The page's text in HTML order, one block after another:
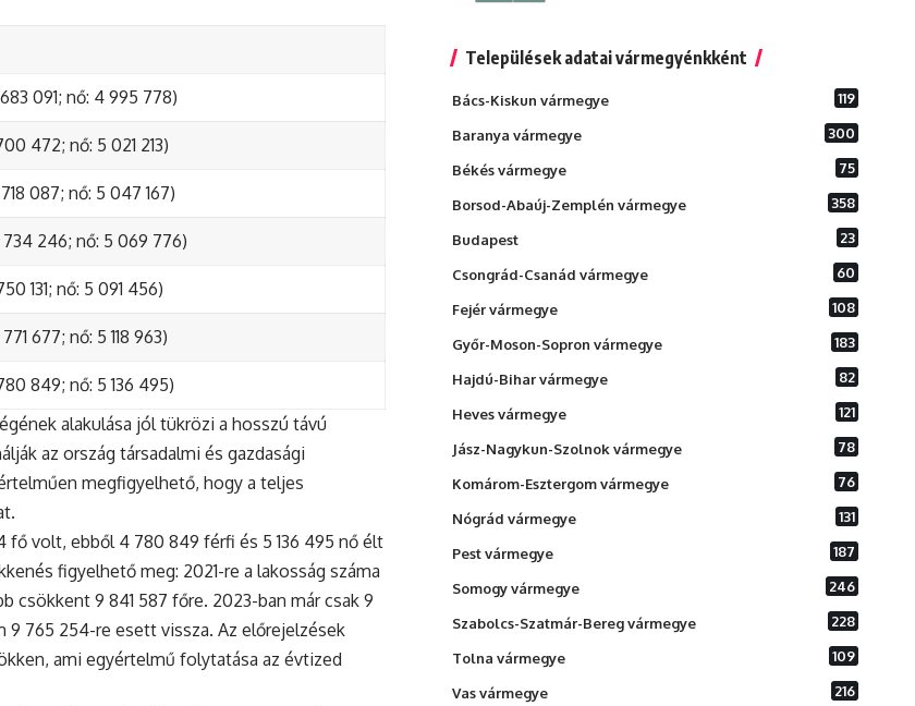
091; nő: 4 995 778)
472; nő: 5 021 213)
087; nő: 5 047 167)
246; nő: 5 069 776)
131; nő: 5 091 456)
677; nő: 5 118 963)
849; nő: 5 136 495)
alakulása jól tükrözi a hosszú távú
az ország társadalmi és gazdasági
megfigyelhető, hogy a teljes
fő volt, ebből 4 780 849 férfi és 5 136 495 nő élt
figyelhető meg: 2021-re a lakosság száma
9 841 587 főre. 2023-ban már csak 9
765 254-re esett vissza. Az előrejelzések
ami egyértelmű folytatása az évtized
Települések adatai vármegyénkként
Bács-Kiskun vármegye 119
Baranya vármegye 300
Békés vármegye 75
Borsod-Abaúj-Zemplén vármegye 358
Budapest 23
Csongrád-Csanád vármegye 60
Fejér vármegye 108
Győr-Moson-Sopron vármegye 183
Hajdú-Bihar vármegye 82
Heves vármegye 121
Jász-Nagykun-Szolnok vármegye 78
Komárom-Esztergom vármegye 76
Nógrád vármegye 131
Pest vármegye 187
Somogy vármegye 246
Szabolcs-Szatmár-Bereg vármegye 228
Tolna vármegye 109
Vas vármegye 216